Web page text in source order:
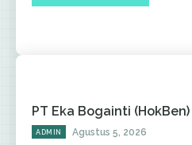
PT Eka Bogainti (HokBen)
ADMIN Agustus 5, 2026